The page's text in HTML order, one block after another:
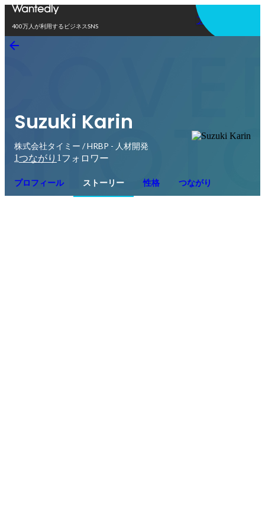
400万人が利用するビジネスSNS
アプリを使う
Suzuki Karin
株式会社タイミー / HRBP - 人材開発
1つながり 1 フォロワー
プロフィール ストーリー 性格 つながり